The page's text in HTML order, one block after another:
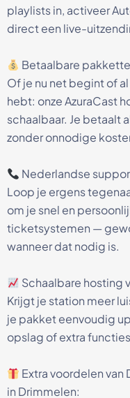
playlists in, activeer
direct een live-
Betaalbare
Of je nu net begint of
hebt: onze AzuraCast
schaalbaar. Je betaalt
zonder onnodige
Nederlandse
Loop je ergens
om je snel en
ticketsystemen —
wanneer dat nodig is.
Schaalbare hosting
Krijgt je station meer
je pakket eenvoudig
opslag of extra
Extra voordelen
in Drimmelen: